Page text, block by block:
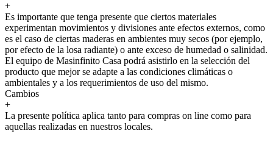
+
Es importante que tenga presente que ciertos materiales
experimentan movimientos y divisiones ante efectos externos, como
es el caso de ciertas maderas en ambientes muy secos (por ejemplo,
por efecto de la losa radiante) o ante exceso de humedad o salinidad.
El equipo de Masinfinito Casa podrá asistirlo en la selección del
producto que mejor se adapte a las condiciones climáticas o
ambientales y a los requerimientos de uso del mismo.
Cambios
+
La presente política aplica tanto para compras on line como para
aquellas realizadas en nuestros locales.